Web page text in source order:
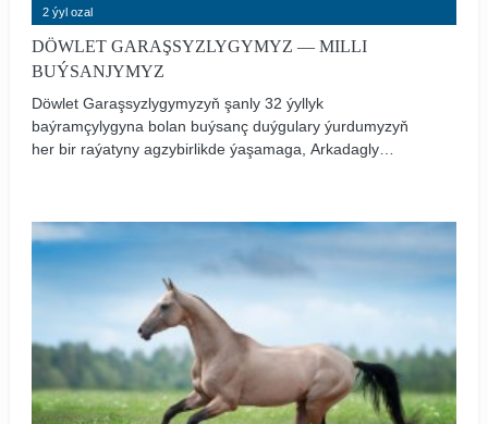
2 ýyl ozal
DÖWLET GARAŞSYZLYGYMYZ — MILLI
BUÝSANJYMYZ
Döwlet Garaşsyzlygymyzyň şanly 32 ýyllyk
baýramçylygyna bolan buýsanç duýgulary ýurdumyzyň
her bir raýatyny agzybirlikde ýaşamaga, Arkadagly
ýurduň ykdysadyýetini ösdürmäge we halkyň hal-
ýagdaýyny gowulandyrmaga gönükdirilen köpugurly ägirt
uly özgertmeler Garaşsyzlyga aýratyn öwüşgin berýär.